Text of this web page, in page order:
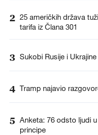
2 25 američkih država
tarifa iz Člana 301
3 Sukobi Rusije i
4 Tramp najavio
5 Anketa: 76 odsto ljudi
principe